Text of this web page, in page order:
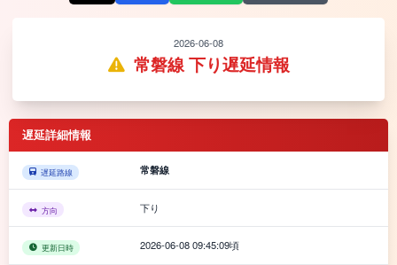
2026-06-08
常磐線 下り遅延情報
遅延詳細情報
遅延路線 常磐線
方向 下り
更新日時 2026-06-08 09:45:09頃